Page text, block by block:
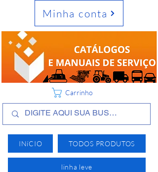
INíCIO TODOS PRODUTOS
linha leve
Minha conta
Carrinho